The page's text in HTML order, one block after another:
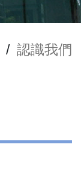
/ 認識我們